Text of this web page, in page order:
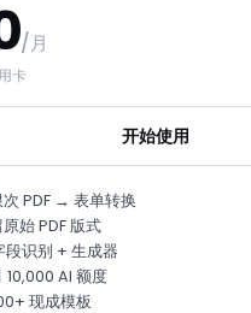
/月
卡
开始使用
PDF → 表单转换
始 PDF 版式
段识别 + 生成器
10,000 AI 额度
现成模板